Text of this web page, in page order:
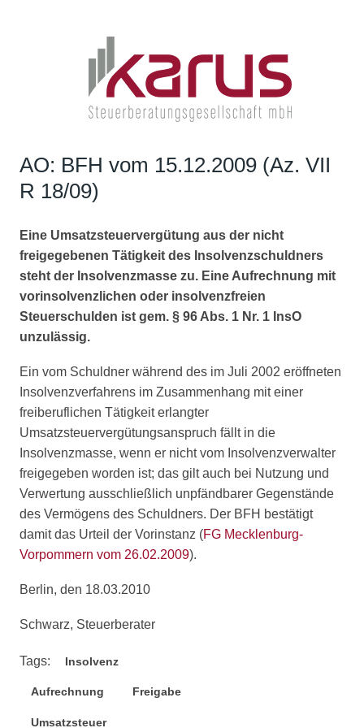
AO: BFH vom 15.12.2009 (Az. VII
R 18/09)
Eine Umsatzsteuervergütung aus der nicht
freigegebenen Tätigkeit des Insolvenzschuldners
steht der Insolvenzmasse zu. Eine Aufrechnung mit
vorinsolvenzlichen oder insolvenzfreien
Steuerschulden ist gem. § 96 Abs. 1 Nr. 1 InsO
unzulässig.
Ein vom Schuldner während des im Juli 2002 eröffneten
Insolvenzverfahrens im Zusammenhang mit einer
freiberuflichen Tätigkeit erlangter
Umsatzsteuervergütungsanspruch fällt in die
Insolvenzmasse, wenn er nicht vom Insolvenzverwalter
freigegeben worden ist; das gilt auch bei Nutzung und
Verwertung ausschließlich unpfändbarer Gegenstände
des Vermögens des Schuldners. Der BFH bestätigt
damit das Urteil der Vorinstanz (FG Mecklenburg-
Vorpommern vom 26.02.2009).
Berlin, den 18.03.2010
Schwarz, Steuerberater
Tags: Insolvenz
Aufrechnung Freigabe
Umsatzsteuer